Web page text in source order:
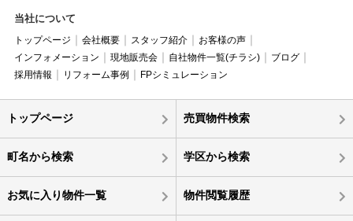
当社について
トップページ 会社概要 スタッフ紹介
お客様の声
インフォメーション
現地販売会 自社物件一覧(チラシ)
ブログ
採用情報
リフォーム事例 FPシミュレーション
トップページ 売買物件検索
町名から検索 学区から検索
お気に入り物件一覧 物件閲覧履歴